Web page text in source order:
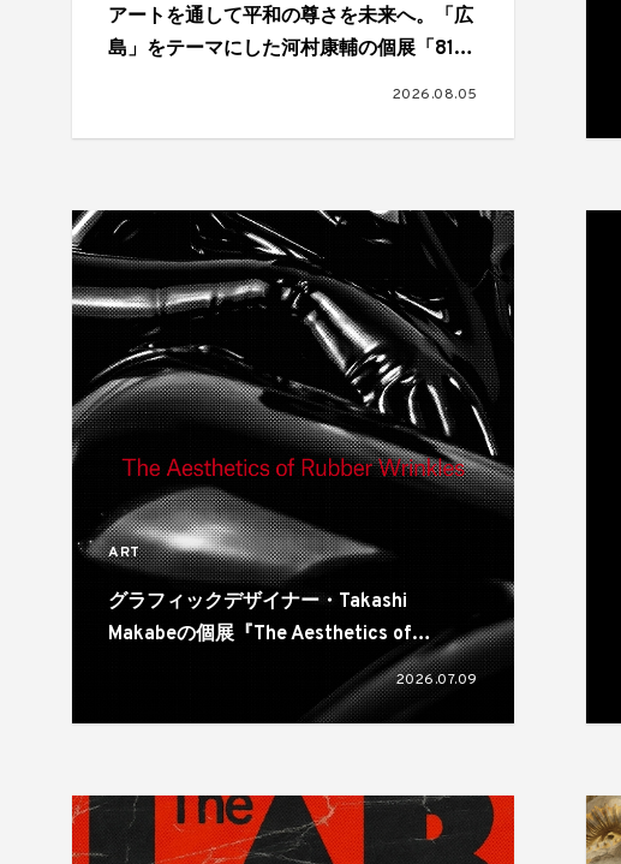
アートを通して平和の尊さを未来へ。「広
島」をテーマにした河村康輔の個展「81 –
2026.08.05
ART
グラフィックデザイナー・Takashi
Makabeの個展『The Aesthetics of
Rubber Wrinkles』が奈良のsonatineで開
2026.07.09